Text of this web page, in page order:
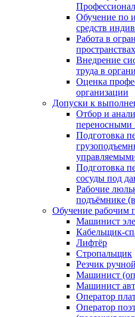
Обучение по
средств
Работа в
пространствах
Внедрение
труда в
Оценка
организации
Допуски к
Отбор и
переносными
Подготовка
Подготовка
сосуды под
Рабочие
подъёмнике
Обучение рабочим
Машинист
Кабельщик-
Лифтёр
Стропальщик
Резчик
Машинист
Машинист
Оператор
Оператор